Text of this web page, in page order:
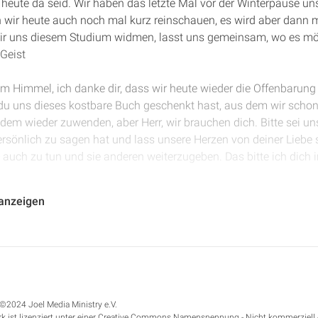
da seid. Wir haben das letzte Mal vor der Winterpause
heute auch noch mal kurz reinschauen, es wird aber dann
uns diesem Studium widmen, lasst uns gemeinsam, wo es
Himmel, ich danke dir, dass wir heute wieder die
uns dieses kostbare Buch geschenkt hast, aus dem wir
wieder zuwenden, aber Herr, wir brauchen dich. Bitte sei
zu sagen hat und lass unsere Herzen von deiner Liebe
zu tun und sie anderen weiterzugeben. Das bitte ich dich
lesen: "Wer überwindet, den will ich zu einer Säule im
ins Gedächtnis rufen, was so der Kontext von diesem Vers
in den sieben Sendschreiben der Offenbarung. Ähm, von
Joel Media Ministry e.V.